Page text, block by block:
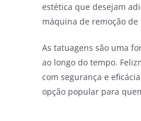
estética que desejam
máquina de remoção
As tatuagens são uma
ao longo do tempo.
com segurança e
opção popular para